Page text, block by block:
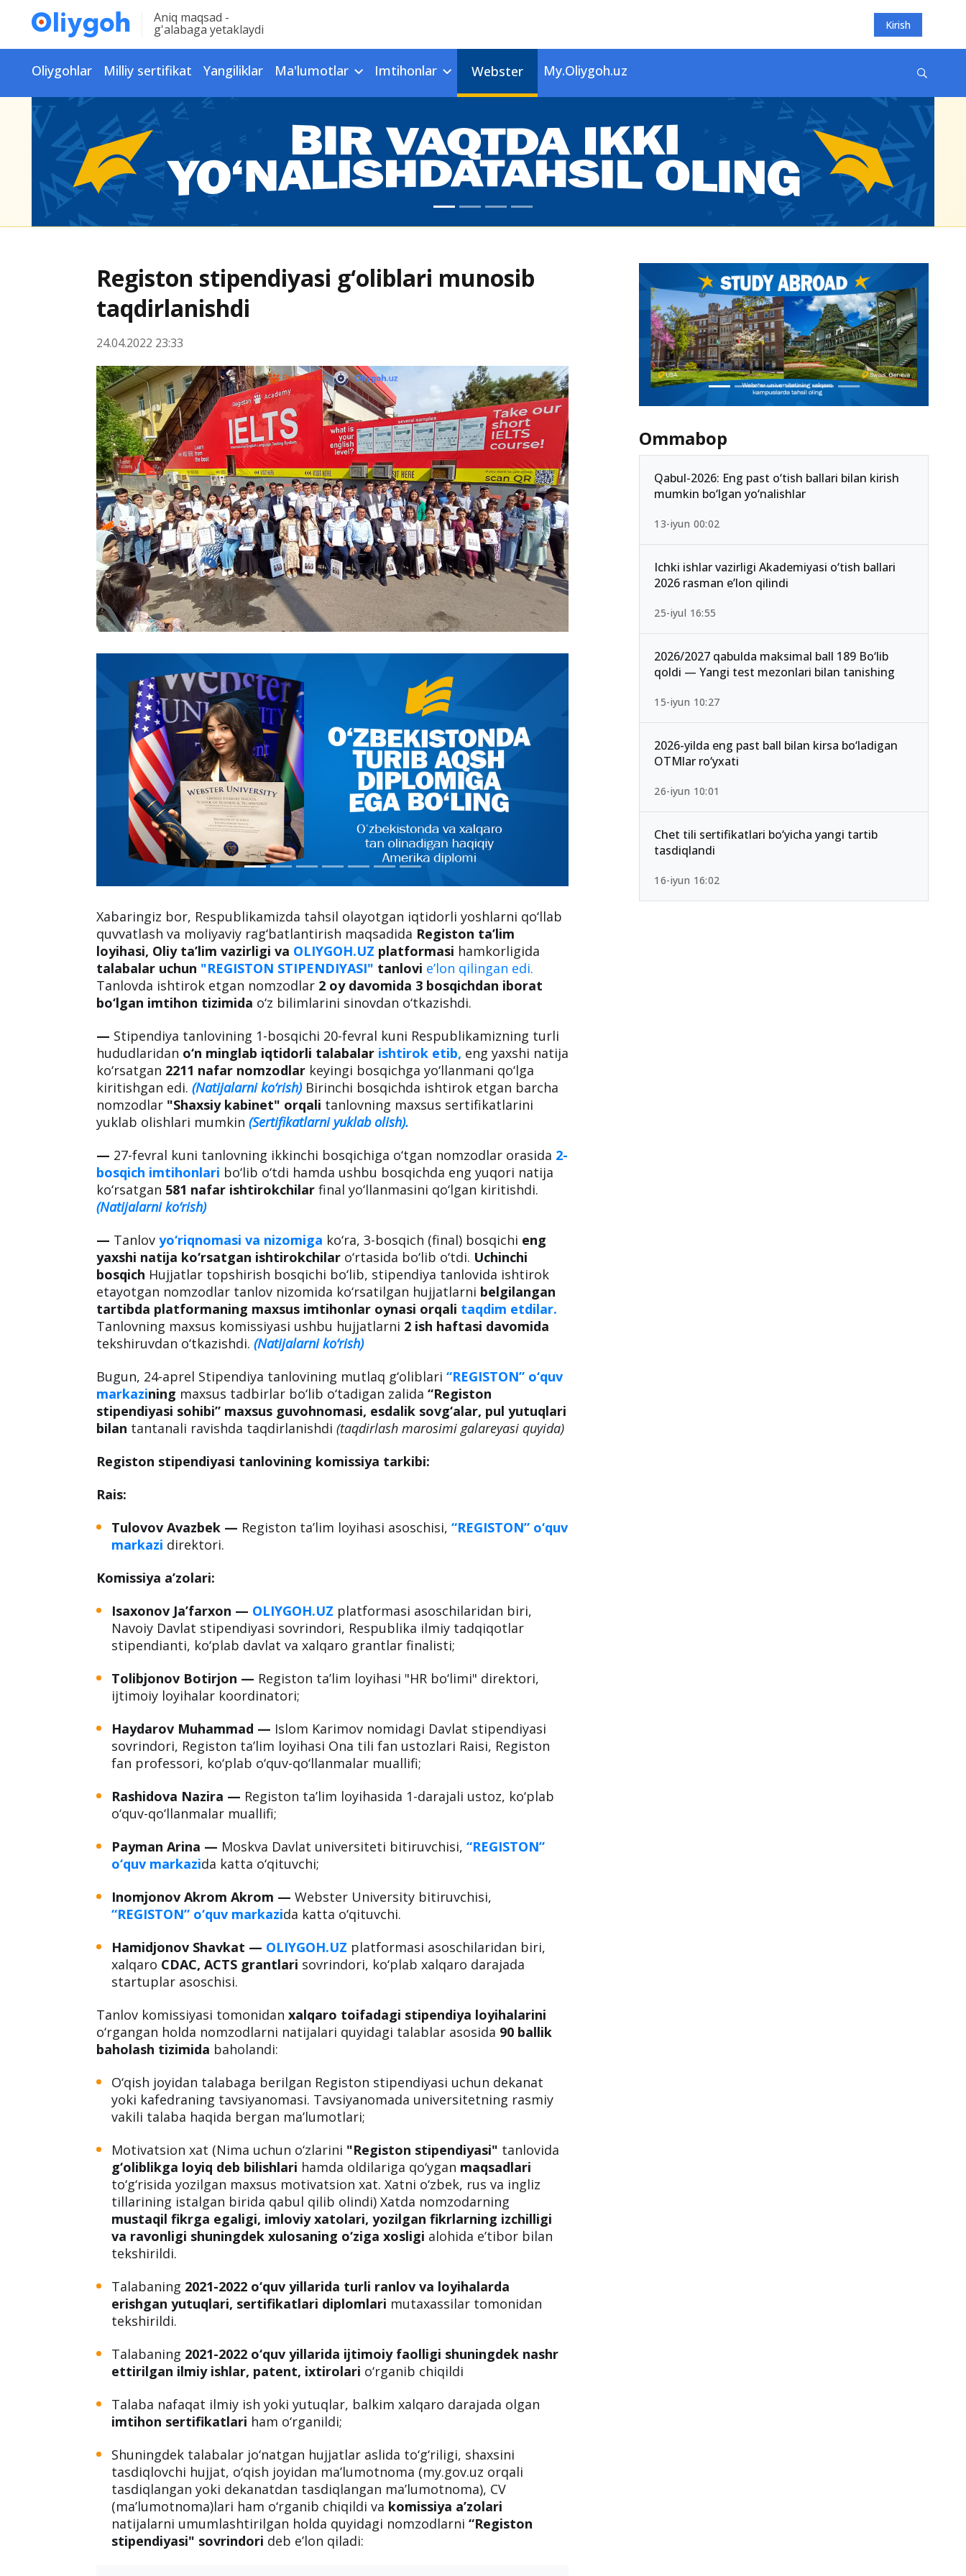
Aniq maqsad -
g'alabaga yetaklaydi Kirish
Oliygohlar Milliy sertifikat Yangiliklar Ma'lumotlar Imtihonlar Webster My.Oliygoh.uz
Registon stipendiyasi g‘oliblari munosib
taqdirlanishdi
24.04.2022 23:33
Xabaringiz bor, Respublikamizda tahsil olayotgan iqtidorli yoshlarni qo‘llab
quvvatlash va moliyaviy rag‘batlantirish maqsadida Registon ta’lim
loyihasi, Oliy ta’lim vazirligi va OLIYGOH.UZ platformasi hamkorligida
talabalar uchun "REGISTON STIPENDIYASI" tanlovi e’lon qilingan edi.
Tanlovda ishtirok etgan nomzodlar 2 oy davomida 3 bosqichdan iborat
bo‘lgan imtihon tizimida o‘z bilimlarini sinovdan o‘tkazishdi.
— Stipendiya tanlovining 1-bosqichi 20-fevral kuni Respublikamizning turli
hududlaridan o‘n minglab iqtidorli talabalar ishtirok etib, eng yaxshi natija
ko‘rsatgan 2211 nafar nomzodlar keyingi bosqichga yo‘llanmani qo‘lga
kiritishgan edi.(Natijalarni ko‘rish) Birinchi bosqichda ishtirok etgan barcha
nomzodlar "Shaxsiy kabinet" orqali tanlovning maxsus sertifikatlarini
yuklab olishlari mumkin (Sertifikatlarni yuklab olish).
— 27-fevral kuni tanlovning ikkinchi bosqichiga o‘tgan nomzodlar orasida 2-
bosqich imtihonlari bo‘lib o‘tdi hamda ushbu bosqichda eng yuqori natija
ko‘rsatgan 581 nafar ishtirokchilar final yo‘llanmasini qo‘lgan kiritishdi.
(Natijalarni ko‘rish)
— Tanlovyo‘riqnomasi va nizomiga ko‘ra, 3-bosqich (final) bosqichi eng
yaxshi natija ko‘rsatgan ishtirokchilar o‘rtasida bo‘lib o‘tdi. Uchinchi
bosqich Hujjatlar topshirish bosqichi bo‘lib, stipendiya tanlovida ishtirok
etayotgan nomzodlar tanlov nizomida ko‘rsatilgan hujjatlarni belgilangan
tartibda platformaning maxsus imtihonlar oynasi orqali taqdim etdilar.
Tanlovning maxsus komissiyasi ushbu hujjatlarni 2 ish haftasi davomida
tekshiruvdan o‘tkazishdi.(Natijalarni ko‘rish)
Bugun, 24-aprel Stipendiya tanlovining mutlaq g‘oliblari“REGISTON” o‘quv
markazining maxsus tadbirlar bo‘lib o‘tadigan zalida “Registon
stipendiyasi sohibi” maxsus guvohnomasi, esdalik sovg‘alar, pul yutuqlari
bilan tantanali ravishda taqdirlanishdi(taqdirlash marosimi galareyasi quyida)
Registon stipendiyasi tanlovining komissiya tarkibi:
Rais:
Tulovov Avazbek — Registon ta’lim loyihasi asoschisi,“REGISTON” o‘quv
markazi direktori.
Komissiya a’zolari:
Isaxonov Ja’farxon — OLIYGOH.UZ platformasi asoschilaridan biri,
Navoiy Davlat stipendiyasi sovrindori, Respublika ilmiy tadqiqotlar
stipendianti, ko‘plab davlat va xalqaro grantlar finalisti;
Tolibjonov Botirjon — Registon ta’lim loyihasi "HR bo‘limi" direktori,
ijtimoiy loyihalar koordinatori;
Haydarov Muhammad — Islom Karimov nomidagi Davlat stipendiyasi
sovrindori, Registon ta’lim loyihasi Ona tili fan ustozlari Raisi, Registon
fan professori, ko‘plab o‘quv-qo‘llanmalar muallifi;
Rashidova Nazira — Registon ta’lim loyihasida 1-darajali ustoz, ko‘plab
o‘quv-qo‘llanmalar muallifi;
Payman Arina — Moskva Davlat universiteti bitiruvchisi,“REGISTON”
o‘quv markazida katta o‘qituvchi;
Inomjonov Akrom Akrom —Webster University bitiruvchisi,
“REGISTON” o‘quv markazida katta o‘qituvchi.
Hamidjonov Shavkat — OLIYGOH.UZ platformasi asoschilaridan biri,
xalqaro CDAC, ACTS grantlari sovrindori, ko‘plab xalqaro darajada
startuplar asoschisi.
Tanlov komissiyasi tomonidanxalqaro toifadagi stipendiya loyihalarini
o‘rgangan holda nomzodlarni natijalari quyidagi talablar asosida 90 ballik
baholash tizimida baholandi:
O‘qish joyidan talabaga berilgan Registon stipendiyasi uchun dekanat
yoki kafedraning tavsiyanomasi. Tavsiyanomada universitetning rasmiy
vakili talaba haqida bergan ma’lumotlari;
Motivatsion xat (Nima uchun o‘zlarini "Registon stipendiyasi" tanlovida
g‘oliblikga loyiq deb bilishlari hamda oldilariga qo‘ygan maqsadlari
to‘g‘risida yozilgan maxsus motivatsion xat. Xatni o‘zbek, rus va ingliz
tillarining istalgan birida qabul qilib olindi) Xatda nomzodarning
mustaqil fikrga egaligi, imloviy xatolari, yozilgan fikrlarning izchilligi
va ravonligi shuningdek xulosaning o‘ziga xosligi alohida e’tibor bilan
tekshirildi.
Talabaning 2021-2022 o‘quv yillarida turli ranlov va loyihalarda
erishgan yutuqlari, sertifikatlari diplomlari mutaxassilar tomonidan
tekshirildi.
Talabaning 2021-2022 o‘quv yillarida ijtimoiy faolligi shuningdek nashr
ettirilgan ilmiy ishlar, patent, ixtirolari o‘rganib chiqildi
Talaba nafaqat ilmiy ish yoki yutuqlar, balkim xalqaro darajada olgan
imtihon sertifikatlari ham o‘rganildi;
Shuningdek talabalar jo‘natgan hujjatlar aslida to‘g‘riligi, shaxsini
tasdiqlovchi hujjat, o‘qish joyidan ma’lumotnoma (my.gov.uz orqali
tasdiqlangan yoki dekanatdan tasdiqlangan ma’lumotnoma), CV
(ma’lumotnoma)lari ham o‘rganib chiqildi va komissiya a’zolari
natijalarni umumlashtirilgan holda quyidagi nomzodlarni“Registon
stipendiyasi" sovrindori deb e’lon qiladi:
Ommabop
Qabul-2026: Eng past o‘tish ballari bilan kirish
mumkin bo‘lgan yo‘nalishlar
13-iyun 00:02
Ichki ishlar vazirligi Akademiyasi o‘tish ballari
2026 rasman e’lon qilindi
25-iyul 16:55
2026/2027 qabulda maksimal ball 189 Bo‘lib
qoldi — Yangi test mezonlari bilan tanishing
15-iyun 10:27
2026-yilda eng past ball bilan kirsa bo‘ladigan
OTMlar ro‘yxati
26-iyun 10:01
Chet tili sertifikatlari bo‘yicha yangi tartib
tasdiqlandi
16-iyun 16:02